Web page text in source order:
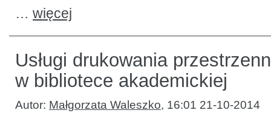
… więcej
Usługi drukowania
w bibliotece akademickiej
Autor: Małgorzata Waleszko, 16:01 21-10-2014